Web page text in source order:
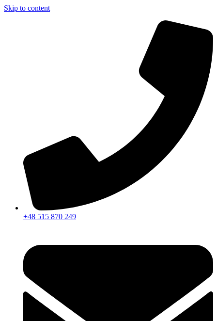
Skip to content
+48 515 870 249